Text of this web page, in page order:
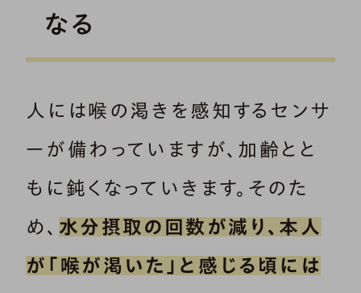
なる
人には喉の渇きを感知するセンサ
ーが備わっていますが、加齢とと
もに鈍くなっていきます。そのた
め、 水分摂取の回数が減り、本人
が「喉が渇いた」と感じる頃には